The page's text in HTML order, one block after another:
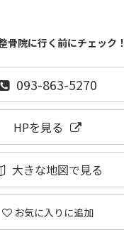
骨院に行く前にチェック！
093-863-5270
HPを見る
大きな地図で見る
お気に入りに追加